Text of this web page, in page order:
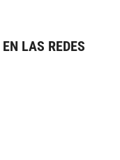
EN LAS REDES